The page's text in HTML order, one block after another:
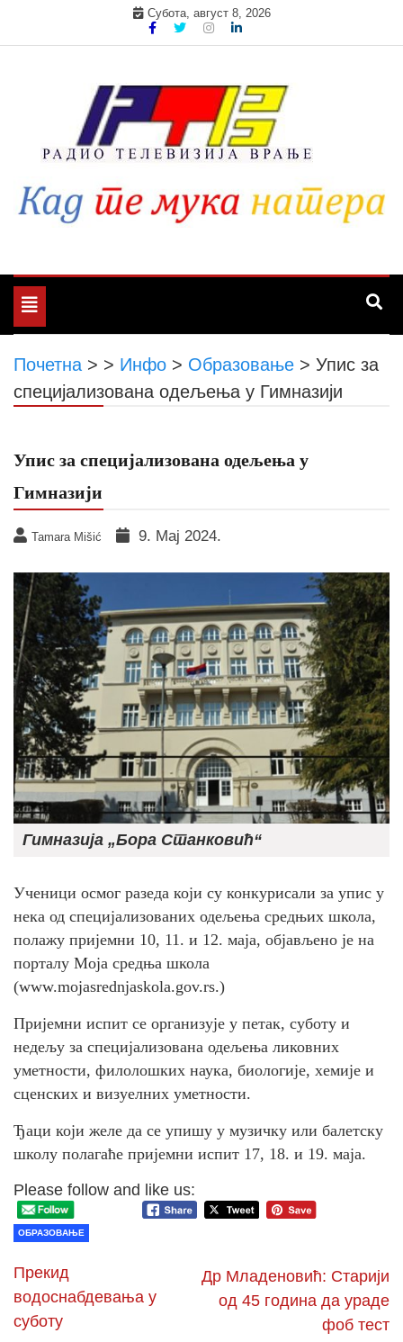
Субота, август 8, 2026
Toggle
navigation
Почетна > > Инфо > Образовање > Упис за
специјализована одељења у Гимназији
Упис за специјализована одељења у
Гимназији
Tamara Mišić 9. Мај 2024.
Гимназија „Бора Станковић“
Ученици осмог разеда који су конкурисали за упис у
нека од специјализованих одељења средњих школа,
полажу пријемни 10, 11. и 12. маја, објављено је на
порталу Моја средња школа
(www.mojasrednjaskola.gov.rs.)
Пријемни испит се организује у петак, суботу и
недељу за специјализована одељења ликовних
уметности, филолошких наука, биологије, хемије и
сценских и визуелних уметности.
Ђаци који желе да се упишу у музичку или балетску
школу полагаће пријемни испит 17, 18. и 19. маја.
Please follow and like us:
ОБРАЗОВАЊЕ
Прекид
водоснабдевања у
суботу
Др Младеновић: Старији
од 45 година да ураде
фоб тест